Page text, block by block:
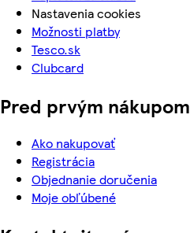
Nastavenia cookies
Možnosti platby
Tesco.sk
Clubcard
Pred prvým nákupom
Ako nakupovať
Registrácia
Objednanie doručenia
Moje obľúbené